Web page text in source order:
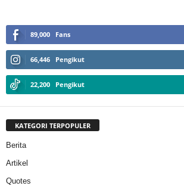
89,000 Fans
66,446 Pengikut
22,200 Pengikut
KATEGORI TERPOPULER
Berita
Artikel
Quotes